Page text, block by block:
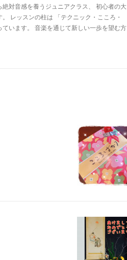
対音感を養うジュニアクラス、 初心者の大
レッスンの柱は 「テクニック・こころ・
います。 音楽を通じて新しい一歩を望む方